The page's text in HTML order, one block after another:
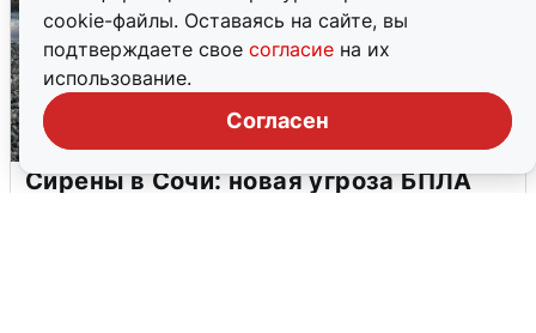
cookie-файлы. Оставаясь на сайте, вы
подтверждаете свое согласие на их
использование.
Согласен
Сирены в Сочи: новая угроза БПЛА